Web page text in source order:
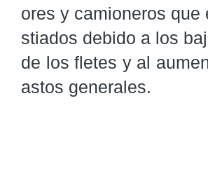
ores y camioneros que
stiados debido a los
de los fletes y al
astos generales.